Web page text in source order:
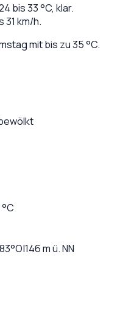
bis33°C, klar.
31 km/h.
mit bis zu 35 °C.
°C
°O|146m ü. NN